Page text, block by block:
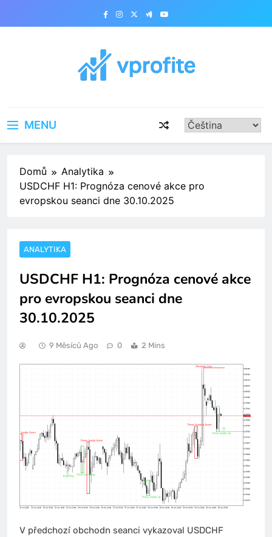
MENU
Domů
Analytika
USDCHF H1: Prognóza cenové akce pro
evropskou seanci dne 30.10.2025
ANALYTIKA
USDCHF H1: Prognóza cenové akce
pro evropskou seanci dne
30.10.2025
9 Měsíců Ago 0 2 Mins
V předchozí obchodn seanci vykazoval USDCHF